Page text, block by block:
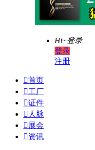
Hi~登录
登录
注册
首页
工厂
证件
 人脉
 展会
资讯